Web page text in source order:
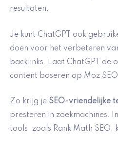
resultaten.
Je kunt ChatGPT ook
doen voor het verbeteren
backlinks. Laat ChatGPT de
content baseren op Moz
Zo krijg je SEO-vriendelijke
presteren in zoekmachines.
tools, zoals Rank Math SEO,